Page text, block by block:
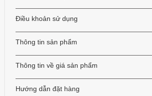
Điều khoản sử dụng
Thông tin sản phẩm
Thông tin về giá sản phẩm
Hướng dẫn đặt hàng